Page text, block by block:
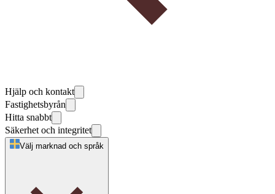
Hjälp och kontakt
Fastighetsbyrån
Hitta snabbt
Säkerhet och integritet
Välj marknad och språk